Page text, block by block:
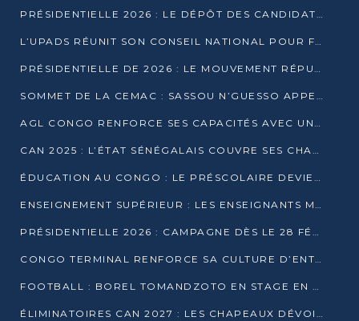
PRÉSIDENTIELLE 2026 : LE DÉPÔT DES CANDIDATURES OUVERT DU 29 JANVIER AU 12 FÉVRIER
L’UPADS RÉUNIT SON CONSEIL NATIONAL POUR FIXER SA LIGNE POLITIQUE À DEUX MOIS DE LA PRÉSIDENTIELLE
PRÉSIDENTIELLE DE 2026 : LE MOUVEMENT RÉPUBLICAIN DÉNONCE UNE CONVOCATION ÉLECTORALE « OPAQUE ET PRÉCIPITÉE »
SOMMET DE LA CEMAC : SASSOU N’GUESSO APPELLE À LA VIGILANCE FACE AUX RISQUES ÉCONOMIQUES
AGL CONGO RENFORCE SES CAPACITÉS AVEC UNE GRUE DE 250 TONNES
CAN 2025 : L’ÉTAT SÉNÉGALAIS COUVRE SES CHAMPIONS D’AFRIQUE DE RÉCOMPENSES EXCEPTIONNELLES
ÉDUCATION AU CONGO : LE PRÉSCOLAIRE DEVIENT OBLIGATOIRE, LE BTS CONSACRÉ DIPLÔME D’ÉTAT
ENSEIGNEMENT SUPÉRIEUR : LES ENSEIGNANTS MAINTIENNENT LA GRÈVE ET EXIGENT UN ACCORD ÉCRIT AVEC L’ÉTAT
PRÉSIDENTIELLE 2026 : CAMPAGNE DÈS LE 28 FÉVRIER, SCRUTIN LES 12 ET 15 MARS
CONGO TERMINAL RENFORCE SA CULTURE D’ENTREPRISE AVEC LE PROGRAMME « WIN TOGETHER »
FOOTBALL : BOREL TOMANDZOTO EN STAGE EN ESPAGNE AVEC POLISSYA FC
ÉLIMINATOIRES CAN 2027 : LES CHAPEAUX DÉVOILÉS, LE CONGO FIXÉ SUR SON SORT